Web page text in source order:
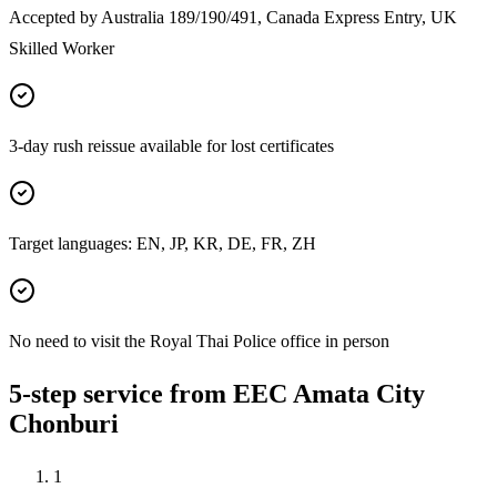
Accepted by Australia 189/190/491, Canada Express Entry, UK
Skilled Worker
3-day rush reissue available for lost certificates
Target languages: EN, JP, KR, DE, FR, ZH
No need to visit the Royal Thai Police office in person
5-step service from EEC Amata City
Chonburi
1